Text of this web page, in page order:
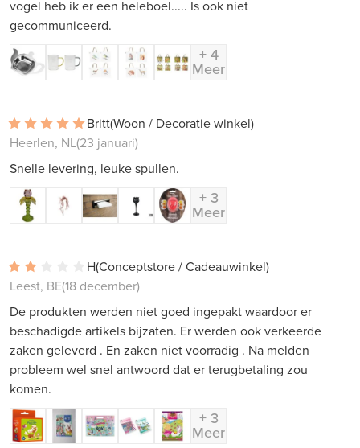
vogel heb ik er een heleboel..... Is ook niet
gecommuniceerd.
+ 4
Meer
Britt(Woon / Decoratie winkel)
Heerlen, NL(23 januari)
Snelle levering, leuke spullen.
+ 3
Meer
H(Conceptstore / Cadeauwinkel)
Leest, BE(18 december)
De produkten werden niet goed ingepakt waardoor er
beschadigde artikels bijzaten. Er werden ook verkeerde
zaken geleverd . En zaken niet voorradig . Na melden
probleem wel snel antwoord dat er terugbetaling zou
komen.
+ 3
Meer